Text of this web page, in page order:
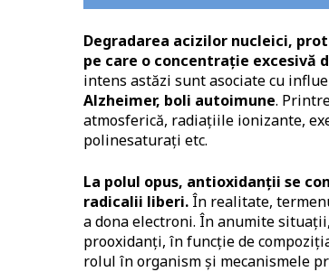
Degradarea acizilor nucleici,
pe care o concentrație excesivă
intens astăzi sunt asociate cu
Alzheimer, boli autoimune.
atmosferică, radiațiile ionizante,
polinesaturați etc.
La polul opus, antioxidanții se
radicalii liberi.În realitate,
a dona electroni. În anumite
prooxidanți, în funcție de
rolul în organism și mecanismele